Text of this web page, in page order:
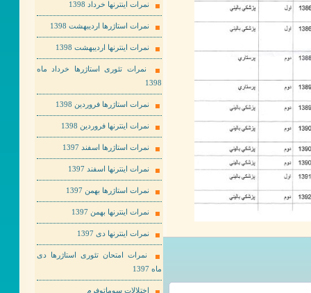
نمرات اینترنها خرداد 1398
نمرات استاژرها اردیبهشت 1398
نمرات اینترنها اردیبهشت 1398
نمرات تئوری استاژرها خرداد ماه
1398
نمرات استاژرها فروردین 1398
نمرات اینترنها فروردین 1398
نمرات استاژرها اسفند 1397
نمرات اینترنها اسفند 1397
نمرات استاژرها بهمن 1397
نمرات اینترنها بهمن 1397
نمرات اینترنها دی 1397
نمرات امتحان تئوری استاژرها دی
ماه 1397
اختلالات سوماتوفرم